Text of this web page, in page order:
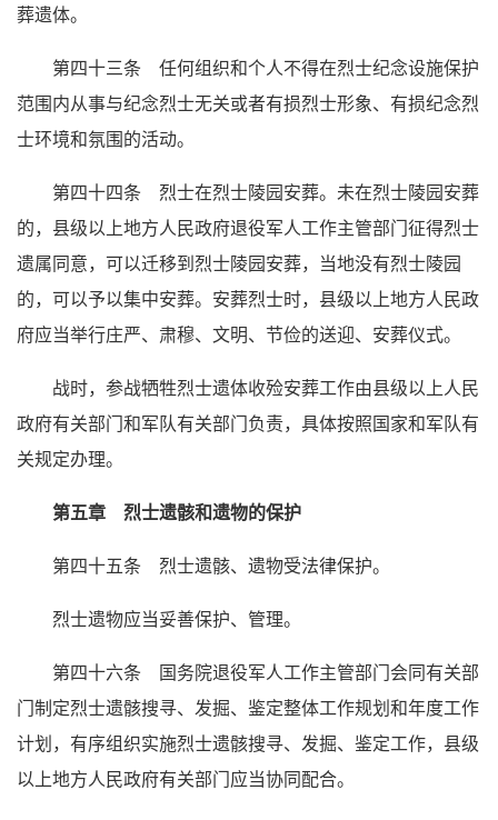
葬遗体。
第四十三条 任何组织和个人不得在烈士纪念设施保护
范围内从事与纪念烈士无关或者有损烈士形象、有损纪念烈
士环境和氛围的活动。
第四十四条 烈士在烈士陵园安葬。未在烈士陵园安葬
的，县级以上地方人民政府退役军人工作主管部门征得烈士
遗属同意，可以迁移到烈士陵园安葬，当地没有烈士陵园
的，可以予以集中安葬。安葬烈士时，县级以上地方人民政
府应当举行庄严、肃穆、文明、节俭的送迎、安葬仪式。
战时，参战牺牲烈士遗体收殓安葬工作由县级以上人民
政府有关部门和军队有关部门负责，具体按照国家和军队有
关规定办理。
第五章 烈士遗骸和遗物的保护
第四十五条 烈士遗骸、遗物受法律保护。
烈士遗物应当妥善保护、管理。
第四十六条 国务院退役军人工作主管部门会同有关部
门制定烈士遗骸搜寻、发掘、鉴定整体工作规划和年度工作
计划，有序组织实施烈士遗骸搜寻、发掘、鉴定工作，县级
以上地方人民政府有关部门应当协同配合。